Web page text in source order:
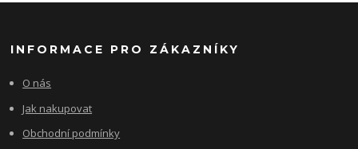
INFORMACE PRO ZÁKAZNÍKY
O nás
Jak nakupovat
Obchodní podmínky